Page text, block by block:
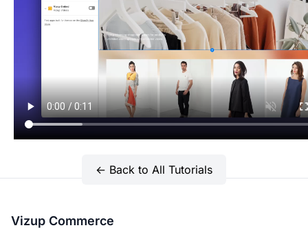
← Back to All Tutorials
Vizup Commerce